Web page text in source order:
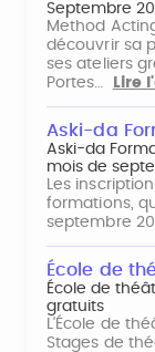
Septembre
Method
découvrir sa
ses ateliers
Portes…
Lire
Aski-da
Aski-da
mois de
Les
formations,
septembre
École de
École de
gratuits
L'École de
Stages de